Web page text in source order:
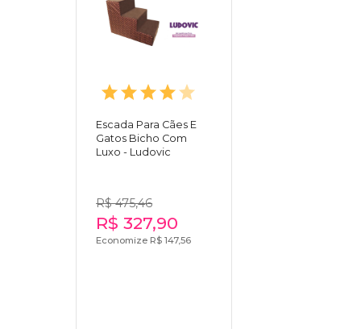
Escada Para Cães E
Gatos Bicho Com
Luxo - Ludovic
R$ 475,46
R$ 327,90
Economize R$ 147,56